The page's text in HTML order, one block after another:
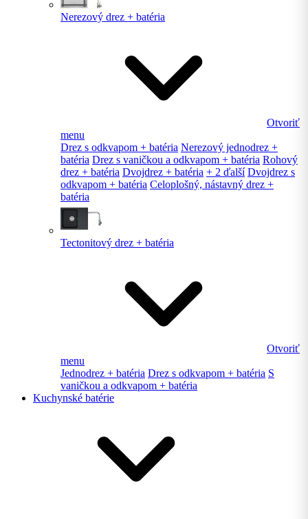
Nerezový drez + batéria
Otvoriť
menu
Drez s odkvapom + batéria Nerezový jednodrez +
batéria Drez s vaničkou a odkvapom + batéria Rohový
drez + batéria Dvojdrez + batéria + 2 ďalší Dvojdrez s
odkvapom + batéria Celoplošný, nástavný drez +
batéria
Tectonitový drez + batéria
Otvoriť
menu
Jednodrez + batéria Drez s odkvapom + batéria S
vaničkou a odkvapom + batéria
Kuchynské batérie